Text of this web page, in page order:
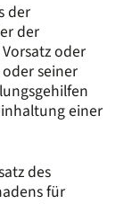
der
der
oder
seiner
einer
des
für